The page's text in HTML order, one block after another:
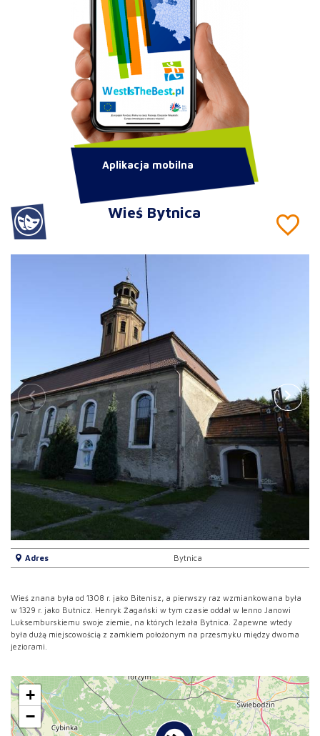
Wieś Bytnica
Adres Bytnica
Wieś znana była od 1308 r. jako Bitenisz, a pierwszy raz wzmiankowana była
w 1329 r. jako Butnicz. Henryk Żagański w tym czasie oddał w lenno Janowi
Luksemburskiemu swoje ziemie, na których leżała Bytnica. Zapewne wtedy
była dużą miejscowością z zamkiem położonym na przesmyku między dwoma
jeziorami.
+
−
Aplikacja mobilna